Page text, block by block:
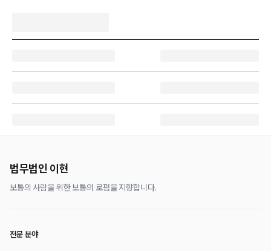
법무법인 이현
보통의 사람을 위한 보통의 로펌을 지향합니다.
전문 분야